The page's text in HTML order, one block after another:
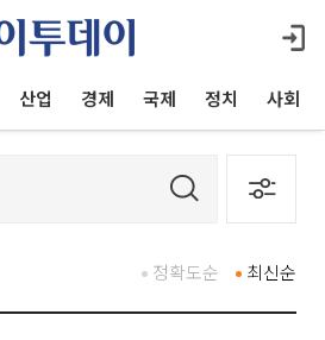
산업 경제 국제 정치 사회
최신순
정확도순